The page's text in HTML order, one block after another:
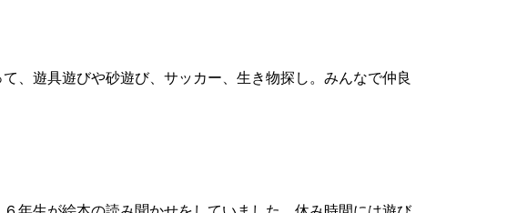
、遊具遊びや砂遊び、サッカー、生き物探し。みんなで仲良